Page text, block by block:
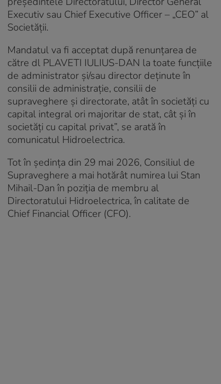
Executiv sau Chief Executive Officer – „CEO” al
Societății.
Mandatul va fi acceptat după renunțarea de
către dl PLAVETI IULIUS-DAN la toate funcțiile
de administrator și/sau director deținute în
consilii de administrație, consilii de
supraveghere și directorate, atât în societăți cu
capital integral ori majoritar de stat, cât și în
societăți cu capital privat”, se arată în
comunicatul Hidroelectrica.
Tot în ședința din 29 mai 2026, Consiliul de
Supraveghere a mai hotărât numirea lui Stan
Mihail-Dan în poziția de membru al
Directoratului Hidroelectrica, în calitate de
Chief Financial Officer (CFO).